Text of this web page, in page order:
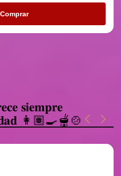
Comprar
𝐬𝐢𝐞𝐦𝐩𝐫𝐞
👩🏽‍🍳🫕🍲